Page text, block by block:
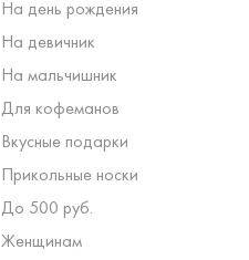
На день рождения
На девичник
На мальчишник
Для кофеманов
Вкусные подарки
Прикольные носки
До 500 руб.
Женщинам